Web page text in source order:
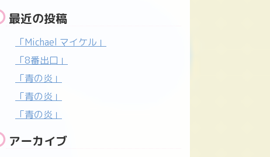
最近の投稿
「Michael マイケル」
「8番出口」
「青の炎」
「青の炎」
「青の炎」
アーカイブ